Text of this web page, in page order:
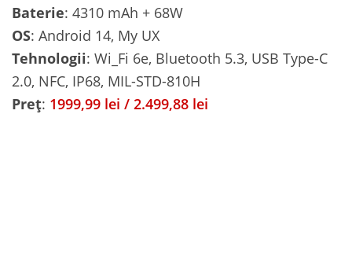
Baterie: 4310 mAh + 68W
OS: Android 14, My UX
Tehnologii: Wi_Fi 6e, Bluetooth 5.3, USB Type-C
2.0, NFC, IP68, MIL-STD-810H
Preț: 1999,99 lei / 2.499,88 lei